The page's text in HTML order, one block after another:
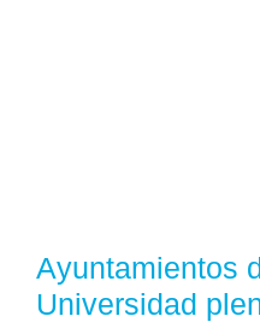
Ayuntamientos
Universidad